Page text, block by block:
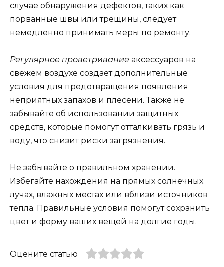
случае обнаружения дефектов, таких как
порванные швы или трещины, следует
немедленно принимать меры по ремонту.
Регулярное проветривание аксессуаров на
свежем воздухе создает дополнительные
условия для предотвращения появления
неприятных запахов и плесени. Также не
забывайте об использовании защитных
средств, которые помогут отталкивать грязь и
воду, что снизит риски загрязнения.
Не забывайте о правильном хранении.
Избегайте нахождения на прямых солнечных
лучах, влажных местах или вблизи источников
тепла. Правильные условия помогут сохранить
цвет и форму ваших вещей на долгие годы.
Оцените статью